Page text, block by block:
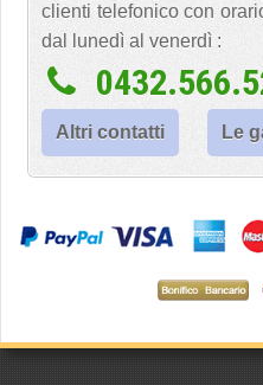
clienti telefonico con
dal lunedì al venerdì :
Altri contatti Le